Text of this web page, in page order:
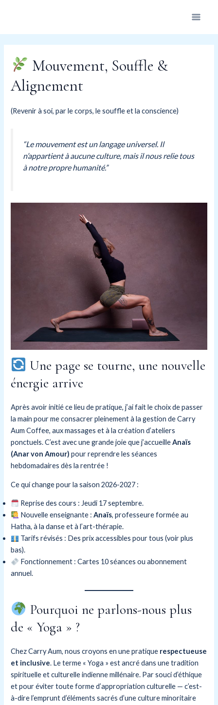
Menu
Mouvement, Souffle &
Alignement
(Revenir à soi, par le corps, le souffle et la conscience)
“Le mouvement est un langage universel. Il
n’appartient à aucune culture, mais il nous relie tous
à notre propre humanité.”
Une page se tourne, une nouvelle
énergie arrive
Après avoir initié ce lieu de pratique, j’ai fait le choix de passer
la main pour me consacrer pleinement à la gestion de Carry
Aum Coffee, aux massages et à la création d’ateliers
ponctuels. C’est avec une grande joie que j’accueilleAnaïs
(Anar von Amour) pour reprendre les séances
hebdomadaires dès la rentrée !
Ce qui change pour la saison 2026-2027 :
Reprise des cours : Jeudi 17 septembre.
Nouvelle enseignante :Anaïs, professeure formée au
Hatha, à la danse et à l’art-thérapie.
Tarifs révisés : Des prix accessibles pour tous (voir plus
bas).
Fonctionnement : Cartes 10 séances ou abonnement
annuel.
Pourquoi ne parlons-nous plus
de « Yoga » ?
Chez Carry Aum, nous croyons en une pratique respectueuse
et inclusive. Le terme « Yoga » est ancré dans une tradition
spirituelle et culturelle indienne millénaire. Par souci d’éthique
et pour éviter toute forme d’appropriation culturelle — c’est-
à-dire l’emprunt d’éléments sacrés d’une culture minoritaire